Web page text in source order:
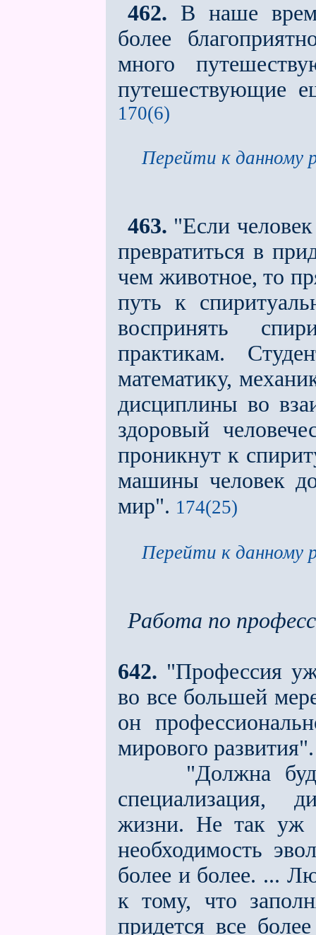
462. В наше
более
много
путешествующие
170(6)
Перейти к данному
463. "Если человек
превратиться в
чем животное, то
путь к
воспринять
практикам.
математику,
дисциплины во
здоровый
проникнут к
машины человек
мир". 174(25)
Перейти к данному
Работа по
642. "Профессия
во всe большей
он
мирового развития".
"Должна будет
специализация,
жизни. Не так уж
необходимость
более и более. ...
к тому, что
придется всe